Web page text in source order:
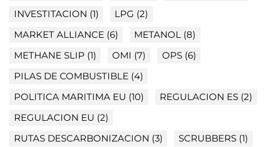
INVESTITACION (1) LPG (2)
MARKET ALLIANCE(6) METANOL (8)
METHANE SLIP (1) OMI (7) OPS(6)
PILAS DE COMBUSTIBLE(4)
POLITICA MARITIMA EU (10) REGULACION ES (2)
REGULACION EU (2)
RUTAS DESCARBONIZACION (3) SCRUBBERS (1)